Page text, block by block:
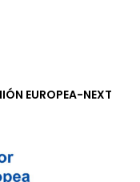
EUROPEA-NEXT